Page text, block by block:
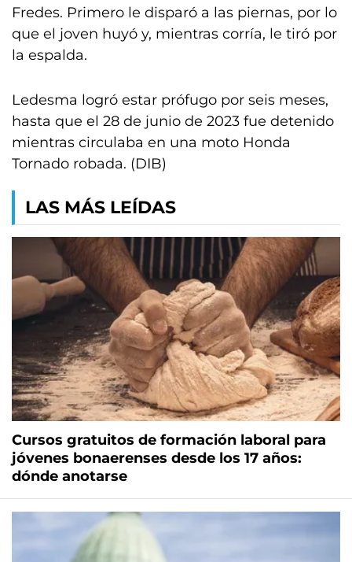
Fredes. Primero le disparó a las piernas, por lo
que el joven huyó y, mientras corría, le tiró por
la espalda.
Ledesma logró estar prófugo por seis meses,
hasta que el 28 de junio de 2023 fue detenido
mientras circulaba en una moto Honda
Tornado robada. (DIB)
LAS MÁS LEÍDAS
Cursos gratuitos de formación laboral para
jóvenes bonaerenses desde los 17 años:
dónde anotarse